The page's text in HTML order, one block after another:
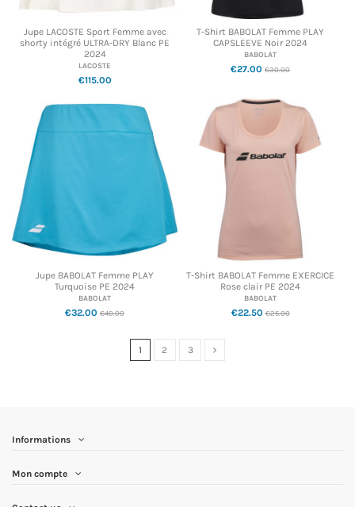
Jupe LACOSTE Sport Femme avec
shorty intégré ULTRA-DRY Blanc PE
2024
LACOSTE
€115.00
T-Shirt BABOLAT Femme PLAY
CAPSLEEVE Noir 2024
BABOLAT
€27.00 €30.00
Jupe BABOLAT Femme PLAY
Turquoise PE 2024
BABOLAT
€32.00 €40.00
T-Shirt BABOLAT Femme EXERCICE
Rose clair PE 2024
BABOLAT
€22.50€25.00
1 2 3
Informations
Mon compte